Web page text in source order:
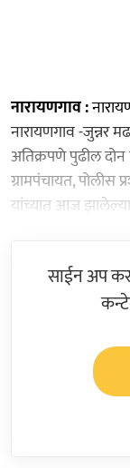
नारायणगाव :
नारायणगाव -जुन्नर
अतिक्रपणे पुढील दोन
ग्रामपंचायत, पोलीस
यांच्यात आज
साईन अप